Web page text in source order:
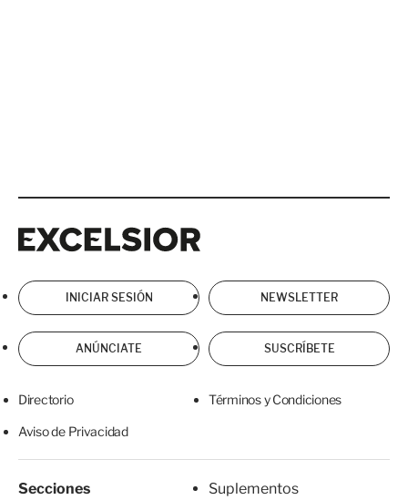
INICIAR SESIÓN NEWSLETTER
ANÚNCIATE SUSCRÍBETE
Directorio Términos y Condiciones
Aviso de Privacidad
Secciones
Suplementos